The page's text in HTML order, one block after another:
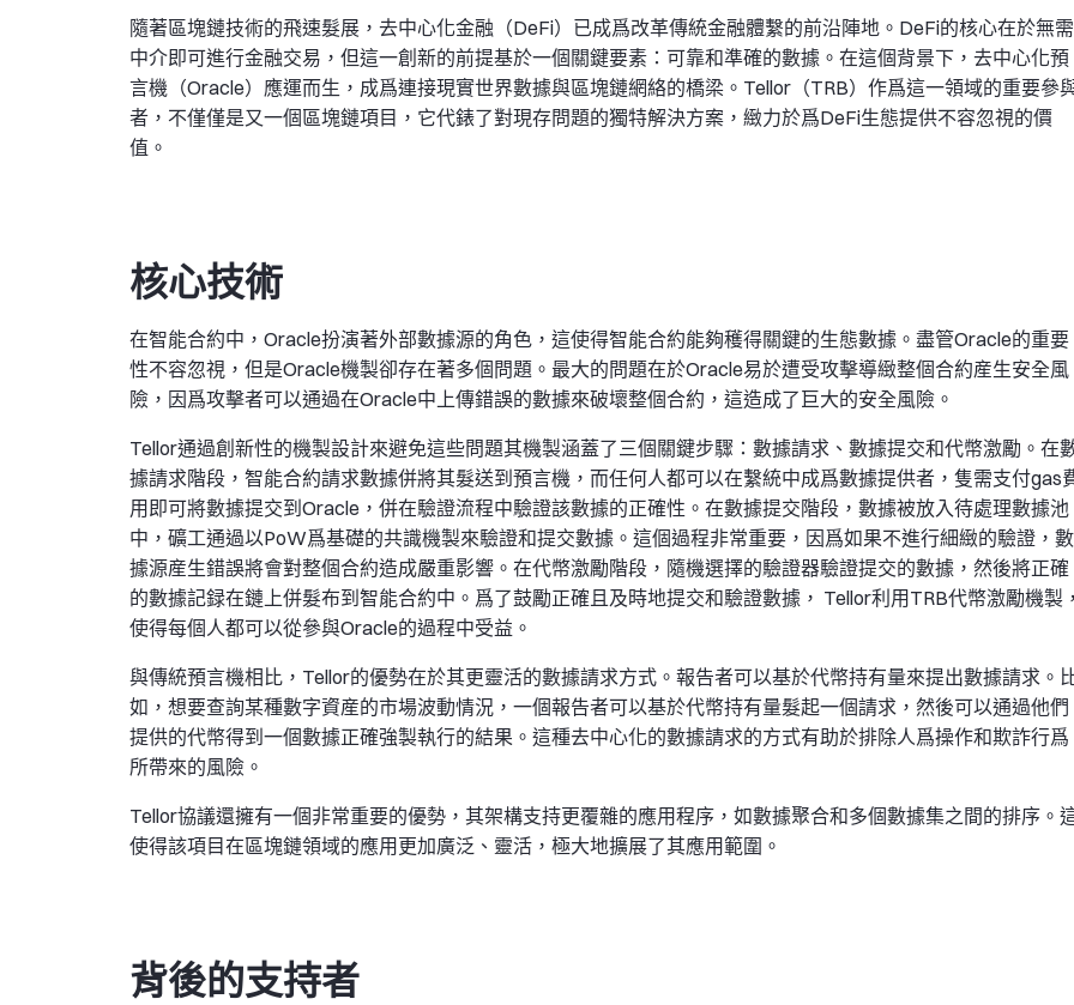
隨著區塊鏈技術的飛速髮展，去中心化金融（DeFi）已成爲改革傳統金融體繫的前沿陣地。DeFi的核心在於無需
中介即可進行金融交易，但這一創新的前提基於一個關鍵要素：可靠和準確的數據。在這個背景下，去中心化預
言機（Oracle）應運而生，成爲連接現實世界數據與區塊鏈網絡的橋梁。Tellor（TRB）作爲這一領域的重要參
者，不僅僅是又一個區塊鏈項目，它代錶了對現存問題的獨特解決方案，緻力於爲DeFi生態提供不容忽視的價
值。
核心技術
在智能合約中，Oracle扮演著外部數據源的角色，這使得智能合約能夠穫得關鍵的生態數據。盡管Oracle的重要
性不容忽視，但是Oracle機製卻存在著多個問題。最大的問題在於Oracle易於遭受攻擊導緻整個合約産生安全風
險，因爲攻擊者可以通過在Oracle中上傳錯誤的數據來破壞整個合約，這造成了巨大的安全風險。
Tellor通過創新性的機製設計來避免這些問題其機製涵蓋了三個關鍵步驟：數據請求、數據提交和代幣激勵。在
據請求階段，智能合約請求數據併將其髮送到預言機，而任何人都可以在繫統中成爲數據提供者，隻需支付gas
用即可將數據提交到Oracle，併在驗證流程中驗證該數據的正確性。在數據提交階段，數據被放入待處理數據池
中，礦工通過以PoW爲基礎的共識機製來驗證和提交數據。這個過程非常重要，因爲如果不進行細緻的驗證，數
據源産生錯誤將會對整個合約造成嚴重影響。在代幣激勵階段，隨機選擇的驗證器驗證提交的數據，然後將正確
的數據記録在鏈上併髮布到智能合約中。爲了鼓勵正確且及時地提交和驗證數據， Tellor利用TRB代幣激勵機製
使得每個人都可以從參與Oracle的過程中受益。
與傳統預言機相比，Tellor的優勢在於其更靈活的數據請求方式。報告者可以基於代幣持有量來提出數據請求。
如，想要查詢某種數字資産的市場波動情況，一個報告者可以基於代幣持有量髮起一個請求，然後可以通過他們
提供的代幣得到一個數據正確強製執行的結果。這種去中心化的數據請求的方式有助於排除人爲操作和欺詐行爲
所帶來的風險。
Tellor協議還擁有一個非常重要的優勢，其架構支持更覆雜的應用程序，如數據聚合和多個數據集之間的排序。
使得該項目在區塊鏈領域的應用更加廣泛、靈活，極大地擴展了其應用範圍。
背後的支持者